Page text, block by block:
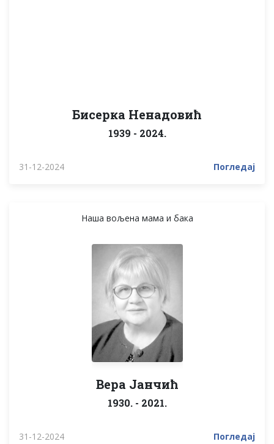
Бисерка Ненадовић
1939 - 2024.
31-12-2024 Погледај
Наша вољена мама и бака
Вера Јанчић
1930. - 2021.
31-12-2024 Погледај